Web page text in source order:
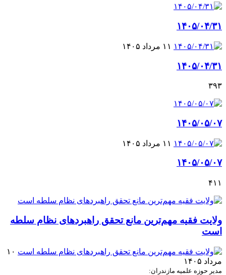
۱۴۰۵/۰۴/۳۱
۱۱ مرداد ۱۴۰۵
۱۴۰۵/۰۴/۳۱
۳۹۳
۱۴۰۵/۰۵/۰۷
۱۱ مرداد ۱۴۰۵
۱۴۰۵/۰۵/۰۷
۴۱۱
ولایت فقیه مهم‌ترین مانع تحقق راهبردهای نظام سلطه
است
۱۰
مرداد ۱۴۰۵
مدیر حوزه علمیه مازندران: